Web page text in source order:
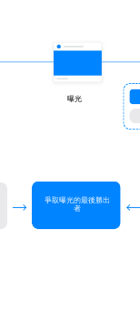
曝光
爭取曝光的最後勝出
者